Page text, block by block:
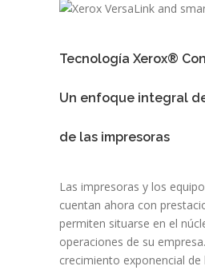
Tecnología Xerox®
Un enfoque integral
de las impresoras
Las impresoras y los
cuentan ahora con
permiten situarse en el
operaciones de su
crecimiento exponencial